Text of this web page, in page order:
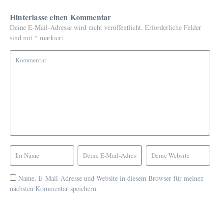
Hinterlasse einen Kommentar
Deine E-Mail-Adresse wird nicht veröffentlicht. Erforderliche Felder
sind mit * markiert
Name, E-Mail-Adresse und Website in diesem Browser für meinen
nächsten Kommentar speichern.